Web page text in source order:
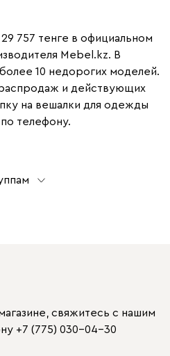
757 тенге в официальном
Mebel.kz. В
10 недорогих моделей.
и действующих
на вешалки для одежды
телефону.
свяжитесь с нашим
+7 (775) 030-04-30